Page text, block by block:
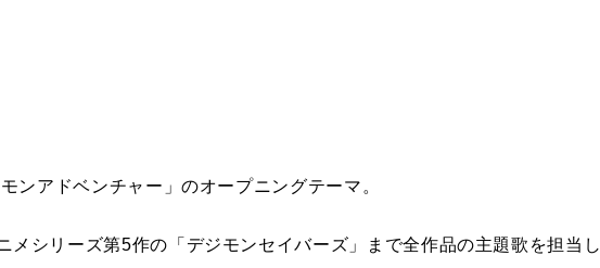
ンアドベンチャー」のオープニングテーマ。
メシリーズ第5作の「デジモンセイバーズ」まで全作品の主題歌を担当し